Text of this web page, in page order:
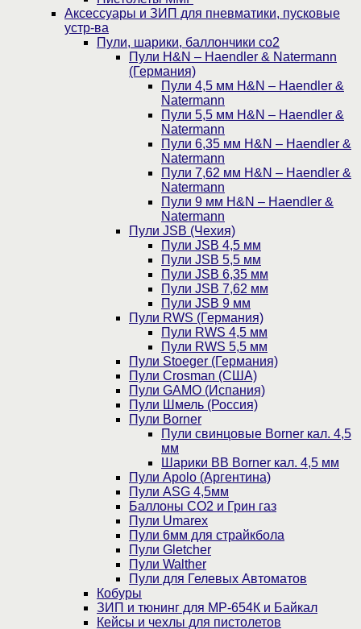
Аксессуары и ЗИП для пневматики, пусковые
устр-ва
Пули, шарики, баллончики со2
Пули H&N – Haendler & Natermann
(Германия)
Пули 4,5 мм H&N – Haendler &
Natermann
Пули 5,5 мм H&N – Haendler &
Natermann
Пули 6,35 мм H&N – Haendler &
Natermann
Пули 7,62 мм H&N – Haendler &
Natermann
Пули 9 мм H&N – Haendler &
Natermann
Пули JSB (Чехия)
Пули JSB 4,5 мм
Пули JSB 5,5 мм
Пули JSB 6,35 мм
Пули JSB 7,62 мм
Пули JSB 9 мм
Пули RWS (Германия)
Пули RWS 4,5 мм
Пули RWS 5,5 мм
Пули Stoeger (Германия)
Пули Crosman (США)
Пули GAMO (Испания)
Пули Шмель (Россия)
Пули Borner
Пули свинцовые Borner кал. 4,5
мм
Шарики BB Borner кал. 4,5 мм
Пули Apolo (Аргентина)
Пули ASG 4,5мм
Баллоны CO2 и Грин газ
Пули Umarex
Пули 6мм для страйкбола
Пули Gletcher
Пули Walther
Пули для Гелевых Автоматов
Кобуры
ЗИП и тюнинг для МР-654К и Байкал
Кейсы и чехлы для пистолетов